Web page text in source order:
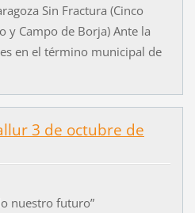
Sin Fractura (Cinco
y Campo de Borja) Ante la
en el término municipal de
3 de octubre de
nuestro futuro”